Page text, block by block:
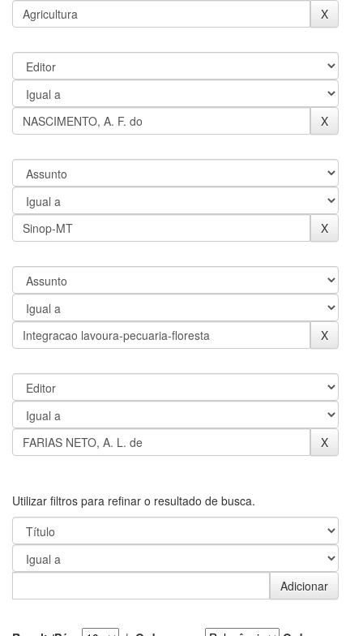
Utilizar filtros para refinar o resultado de busca.